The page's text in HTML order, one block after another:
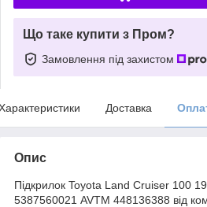
Що таке купити з Пром?
Замовлення під захистом
Доставка
Опис
Підкрилок Toyota Land Cruiser 100
5387560021 AVTM 448136388 від